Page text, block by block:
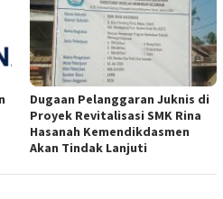
Dugaan Pelanggaran Juknis di
Proyek Revitalisasi SMK Rina
Hasanah Kemendikdasmen
Akan Tindak Lanjuti